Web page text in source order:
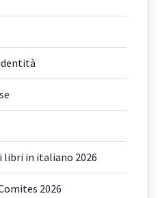
libri in italiano 2026
2026